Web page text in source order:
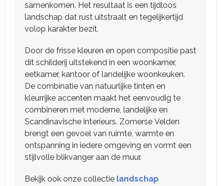
samenkomen. Het resultaat is een tijdloos
landschap dat rust uitstraalt en tegelijkertijd
volop karakter bezit.
Door de frisse kleuren en open compositie past
dit schilderij uitstekend in een woonkamer,
eetkamer, kantoor of landelijke woonkeuken.
De combinatie van natuurlijke tinten en
kleurrijke accenten maakt het eenvoudig te
combineren met moderne, landelijke en
Scandinavische interieurs. Zomerse Velden
brengt een gevoel van ruimte, warmte en
ontspanning in iedere omgeving en vormt een
stijlvolle blikvanger aan de muur.
Bekijk ook onze collectie landschap